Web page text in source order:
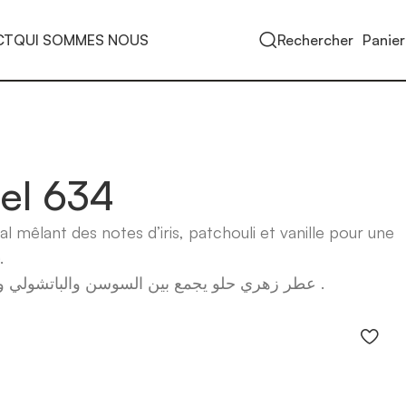
QUI SOMMES NOUS Rechercher Panier
634
mêlant des notes d’iris, patchouli et vanille pour une
عطر زهري حلو يجمع بين السوسن والباتشولي والفانيلا ليمنح رائحة أنثوية راقية .